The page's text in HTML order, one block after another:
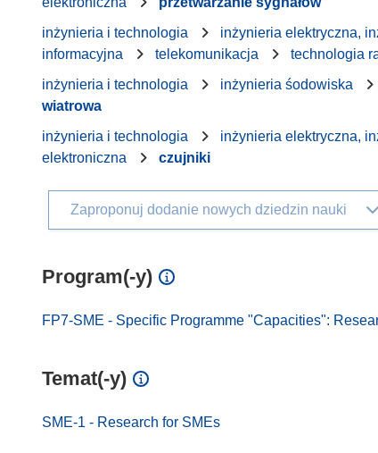
inżynieria i technologia
inżynieria elektryczna,
informacyjna
telekomunikacja technologia
inżynieria i technologia
inżynieria śodowiska
wiatrowa
inżynieria i technologia
inżynieria elektryczna,
elektroniczna
czujniki
Zaproponuj dodanie nowych dziedzin nauki
Program(-y)
FP7-SME - Specific Programme "Capacities":
Temat(-y)
SME-1 - Research for SMEs